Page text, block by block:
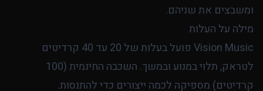
ומשבצים את שניהם.
מילה על העלות
Vision Music פועל בעלות של 20 עד 40 קרדיטים
לטראק, תלוי במנוע ובמשך. השכבה החינמית (100
קרדיטים) מספיקה לכמה ייצורים כדי להתנסות.